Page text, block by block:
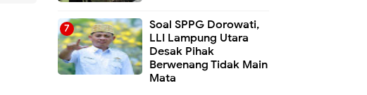
Soal SPPG Dorowati,
LLI Lampung Utara
Desak Pihak
Berwenang Tidak Main
Mata